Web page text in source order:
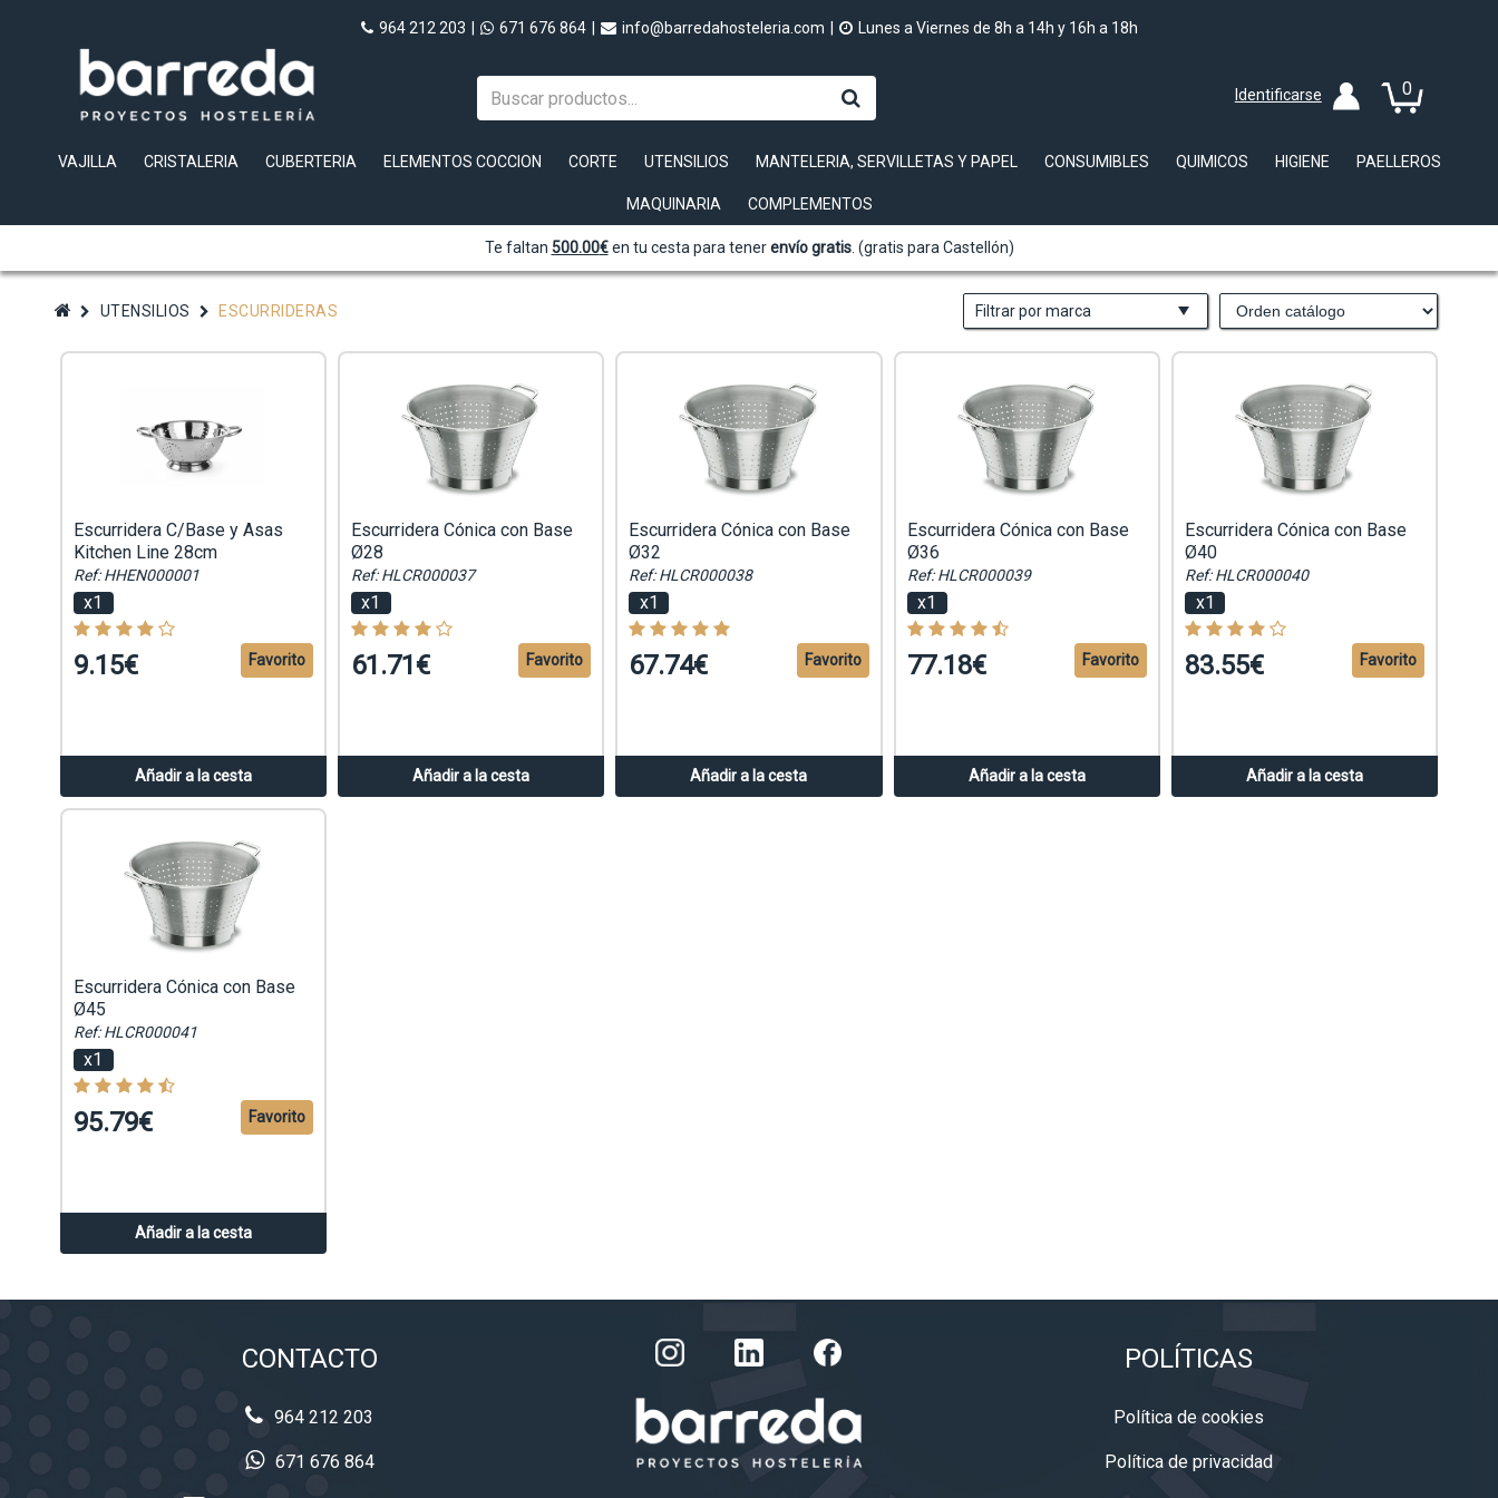
964 212 203 671 676 864 info@barredahosteleria.com Lunes a Viernes de 8h a 14h y 16h a 18h
0
Identificarse
VAJILLA CRISTALERIA CUBERTERIA ELEMENTOS COCCION CORTE UTENSILIOS MANTELERIA, SERVILLETAS Y PAPEL CONSUMIBLES QUIMICOS HIGIENE PAELLEROS
MAQUINARIA COMPLEMENTOS
Te faltan 500.00€en tu cesta para tenerenvío gratis. (gratis para Castellón)
Filtrar por marca
UTENSILIOS ESCURRIDERAS
Escurridera C/Base y Asas
Kitchen Line 28cm
Ref: HHEN000001
x1
9.15€
Añadir a la cesta
Favorito
Escurridera Cónica con Base
Ø28
Ref: HLCR000037
x1
61.71€
Añadir a la cesta
Favorito
Escurridera Cónica con Base
Ø32
Ref: HLCR000038
x1
67.74€
Añadir a la cesta
Favorito
Escurridera Cónica con Base
Ø36
Ref: HLCR000039
x1
77.18€
Añadir a la cesta
Favorito
Escurridera Cónica con Base
Ø40
Ref: HLCR000040
x1
83.55€
Añadir a la cesta
Favorito
Escurridera Cónica con Base
Ø45
Ref: HLCR000041
x1
95.79€
Añadir a la cesta
Favorito
CONTACTO
964 212 203
671 676 864
POLÍTICAS
Política de cookies
Política de privacidad